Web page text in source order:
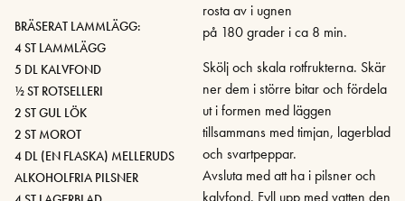
BRÄSERAT LAMMLÄGG:
4 ST LAMMLÄGG
5 DL KALVFOND
½ ST ROTSELLERI
2 ST GUL LÖK
2 ST MOROT
4 DL (EN FLASKA) MELLERUDS
ALKOHOLFRIA PILSNER
rosta av i ugnen
på 180 grader i ca 8 min.
Skölj och skala rotfrukterna. Skär
ner dem i större bitar och fördela
ut i formen med läggen
tillsammans med timjan, lagerblad
och svartpeppar.
Avsluta med att ha i pilsner och
kalvfond. Fyll upp med vatten den